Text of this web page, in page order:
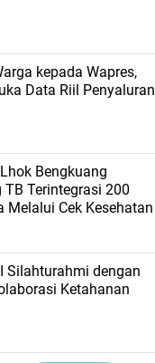
kepada Wapres,
Data Riil Penyaluran
Bengkuang
Terintegrasi 200
Melalui Cek Kesehatan
Silahturahmi dengan
Ketahanan